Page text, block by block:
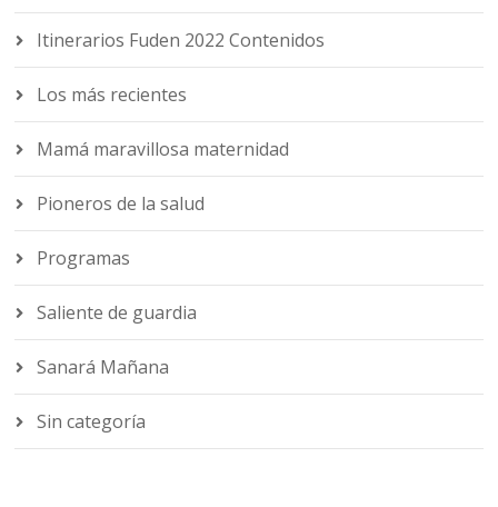
Itinerarios Fuden 2022 Contenidos
Los más recientes
Mamá maravillosa maternidad
Pioneros de la salud
Programas
Saliente de guardia
Sanará Mañana
Sin categoría